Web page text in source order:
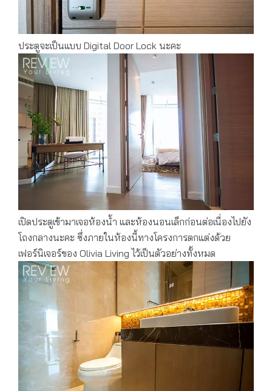
ประตูจะเป็นแบบ Digital Door Lock นะคะ
เปิดประตูเข้ามาเจอห้องน้ำ และห้องนอนเล็กก่อนต่อเนื่องไปยัง
โถงกลางนะคะ ซึ่งภายในห้องนี้ทางโครงการตกแต่งด้วย
เฟอร์นิเจอร์ของ Olivia Living ไว้เป็นตัวอย่างทั้งหมด